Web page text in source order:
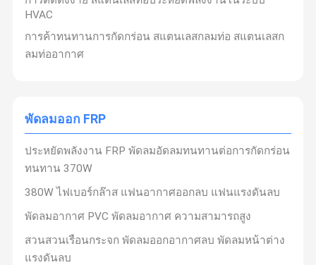
HVAC
การค้าทนทานการกัดกร่อน สแตนเลสกลมท่อ สแตนเลสก
ลมท่ออากาศ
พัดลมออก FRP
ประหยัดพลังงาน FRP พัดลมอัดลมทนทานต่อการกัดกร่อน
ทนทาน 370W
380W ไฟเบอร์กล๊าส แฟนอากาศออกลบ แฟนแรงดันลบ
พัดลมอากาศ PVC พัดลมอากาศ ความสามารถสูง
สวนสวนเรือนกระจก พัดลมออกอากาศลบ พัดลมหน้าต่าง
แรงดันลบ
ครับ
สําหรับงานที่ดําเนินอยู่ เราพยายามให้สมบูรณ์แบบ
ความมั่นใจของเรา:
ครับการ ออกแบบ, การ วางแผน, การ จัดการ และ การ จัดการ
อย่าง ละเอียด!ครับ
ครับเราแข่งขันไม่ได้ในราคา แต่ในการส่งมอบคุณค่าพรีเมี่ยม!
ครับ
ความซื่อสัตย์ นวัตกรรม และเคารพความรู้และความสามารถ
ครับ